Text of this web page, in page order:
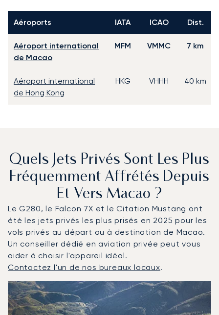
Aéroports IATA ICAO Dist.
Aéroport international
de Macao
MFM VMMC 7 km
Aéroport international
de Hong Kong
HKG VHHH 40 km
Quels Jets Privés Sont Les Plus
Fréquemment Affrétés Depuis
Et Vers Macao ?
Le G280, le Falcon 7X et le Citation Mustang ont
été les jets privés les plus prisés en 2025 pour les
vols privés au départ ou à destination de Macao.
Un conseiller dédié en aviation privée peut vous
aider à choisir l'appareil idéal.
Contactez l'un de nos bureaux locaux.
Photo de l'aéronefModèle d'aéronef
Sièges
Vitesse (km/h)
Vitesse (nœuds)
Autonomie (km)
Autonomie (NM)